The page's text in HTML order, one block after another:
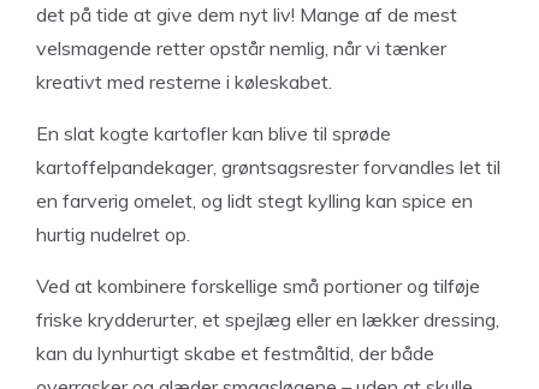
det på tide at give dem nyt liv! Mange af de mest
velsmagende retter opstår nemlig, når vi tænker
kreativt med resterne i køleskabet.
En slat kogte kartofler kan blive til sprøde
kartoffelpandekager, grøntsagsrester forvandles let til
en farverig omelet, og lidt stegt kylling kan spice en
hurtig nudelret op.
Ved at kombinere forskellige små portioner og tilføje
friske krydderurter, et spejlæg eller en lækker dressing,
kan du lynhurtigt skabe et festmåltid, der både